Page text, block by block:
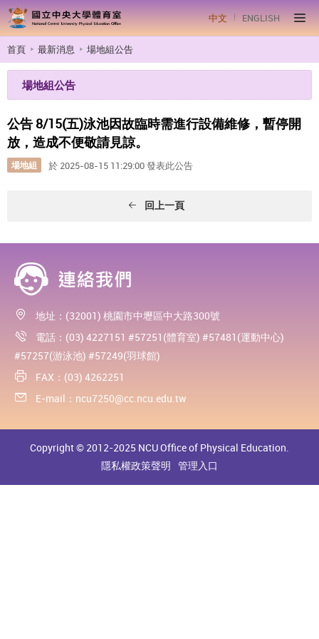
中文 ENGLISH
首頁 最新消息 場地組公告
場地組公告
公告 8/15(五)泳池因故臨時需進行設備維修，暫停開
放，造成不便敬請見諒。
場地組 於 2025-08-15 11:29:00 發表此公告
回上一頁
地址：(32001) 桃園市中壢區中大路300號
電話：(03) 4227151 #57251(體育室) #57481(運動中心)
#57257(游泳池) #57249(羽球館)
FAX：(03) 4262251
E-mail： ncu7250@cc.ncu.edu.tw
Copyright © 2012-2025 NCU Office of Physical Education.
隱私權政策聲明 管理入口